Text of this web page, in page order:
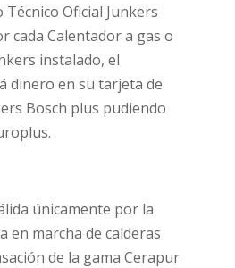
Técnico Oficial Junkers
cada Calentador a gas o
instalado, el
dinero en su tarjeta de
Bosch plus pudiendo
únicamente por la
en marcha de calderas
de la gama Cerapur